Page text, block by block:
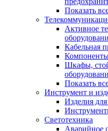
Показать
Активное
Кабельная
Шкафы,
Показать
Инструмент и
Изделия
Светотехника
Аварийное